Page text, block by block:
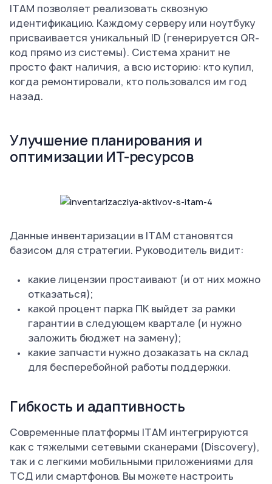
ITAM позволяет реализовать сквозную
идентификацию. Каждому серверу или ноутбуку
присваивается уникальный ID (генерируется QR-
код прямо из системы). Система хранит не
просто факт наличия, а всю историю: кто купил,
когда ремонтировали, кто пользовался им год
назад.
Улучшение планирования и
оптимизации ИТ-ресурсов
Данные инвентаризации в ITAM становятся
базисом для стратегии. Руководитель видит:
какие лицензии простаивают (и от них можно
отказаться);
какой процент парка ПК выйдет за рамки
гарантии в следующем квартале (и нужно
заложить бюджет на замену);
какие запчасти нужно дозаказать на склад
для бесперебойной работы поддержки.
Гибкость и адаптивность
Современные платформы ITAM интегрируются
как с тяжелыми сетевыми сканерами (Discovery),
так и с легкими мобильными приложениями для
ТСД или смартфонов. Вы можете настроить